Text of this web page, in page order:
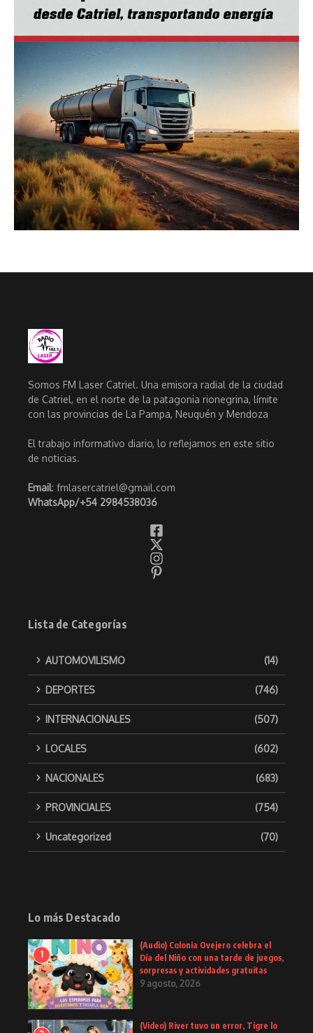
Somos FM Laser Catriel. Una emisora radial de la ciudad
de Catriel, en el norte de la patagonia rionegrina, límite
con las provincias de La Pampa, Neuquén y Mendoza
El trabajo informativo diario, lo reflejamos en este sitio
de noticias.
Email: fmlasercatriel@gmail.com
WhatsApp/+54 2984538036
Lista de Categorías
AUTOMOVILISMO (14)
DEPORTES (746)
INTERNACIONALES (507)
LOCALES (602)
NACIONALES (683)
PROVINCIALES (754)
Uncategorized (70)
Lo más Destacado
1
(Audio) Colonia Ovejero celebra el
Día del Niño con una tarde de juegos,
sorpresas y actividades gratuitas
9 agosto, 2026
(Video) River tuvo un error, Tigre lo